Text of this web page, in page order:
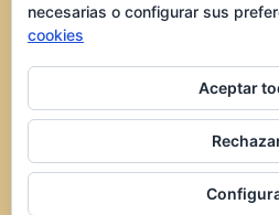
Torrejón de Ardoz
Parque El
Lunes a sábado
necesarias o configurar sus
cookies
Aceptar